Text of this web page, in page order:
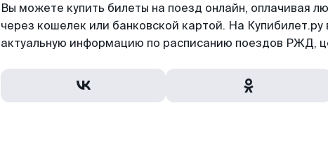
Вы можете купить билеты на поезд онлайн, оплачивая
через кошелек или банковской картой. На Купибилет.ру
актуальную информацию по расписанию поездов РЖД,